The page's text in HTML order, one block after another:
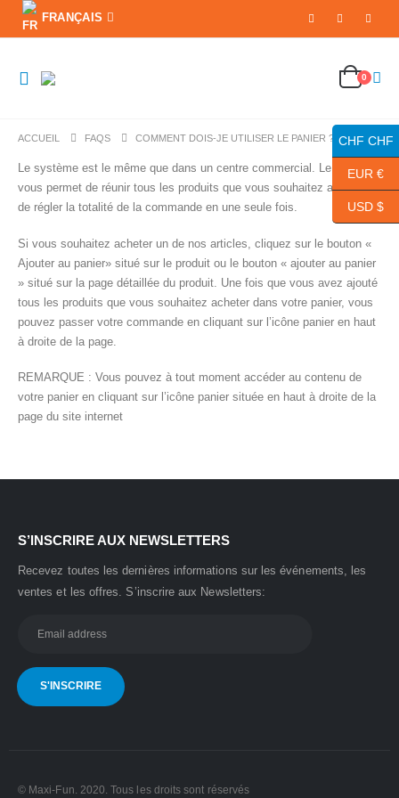
FRANÇAIS
0
ACCUEIL FAQS COMMENT DOIS-JE UTILISER LE PANIER ?
Le système est le même que dans un centre commercial. Le panier
vous permet de réunir tous les produits que vous souhaitez acheter et
de régler la totalité de la commande en une seule fois.
Si vous souhaitez acheter un de nos articles, cliquez sur le bouton «
Ajouter au panier» situé sur le produit ou le bouton « ajouter au panier
» situé sur la page détaillée du produit. Une fois que vous avez ajouté
tous les produits que vous souhaitez acheter dans votre panier, vous
pouvez passer votre commande en cliquant sur l’icône panier en haut
à droite de la page.
REMARQUE : Vous pouvez à tout moment accéder au contenu de
votre panier en cliquant sur l’icône panier située en haut à droite de la
page du site internet
S’INSCRIRE AUX NEWSLETTERS
Recevez toutes les dernières informations sur les événements, les
ventes et les offres.
S’inscrire aux Newsletters:
© Maxi-Fun. 2020. Tous les droits sont réservés
CHF CHF
EUR €
USD $